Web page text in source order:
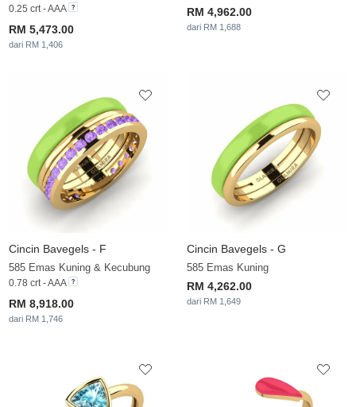
0.25 crt - AAA
RM 5,473.00
dari RM 1,406
RM 4,962.00
dari RM 1,688
Cincin Bavegels - F
585 Emas Kuning & Kecubung
0.78 crt - AAA
RM 8,918.00
dari RM 1,746
Cincin Bavegels - G
585 Emas Kuning
RM 4,262.00
dari RM 1,649